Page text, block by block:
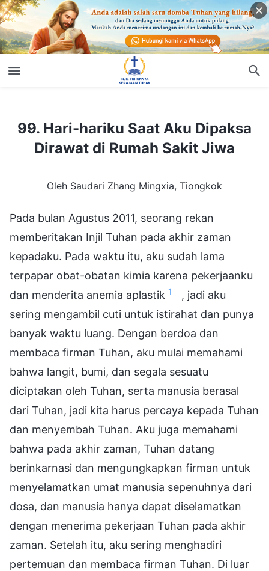
99. Hari-hariku Saat Aku Dipaksa
Dirawat di Rumah Sakit Jiwa
Oleh Saudari Zhang Mingxia, Tiongkok
Pada bulan Agustus 2011, seorang rekan
memberitakan Injil Tuhan pada akhir zaman
kepadaku. Pada waktu itu, aku sudah lama
terpapar obat-obatan kimia karena pekerjaanku
dan menderita anemia aplastik 1
, jadi aku
sering mengambil cuti untuk istirahat dan punya
banyak waktu luang. Dengan berdoa dan
membaca firman Tuhan, aku mulai memahami
bahwa langit, bumi, dan segala sesuatu
diciptakan oleh Tuhan, serta manusia berasal
dari Tuhan, jadi kita harus percaya kepada Tuhan
dan menyembah Tuhan. Aku juga memahami
bahwa pada akhir zaman, Tuhan datang
berinkarnasi dan mengungkapkan firman untuk
menyelamatkan umat manusia sepenuhnya dari
dosa, dan manusia hanya dapat diselamatkan
dengan menerima pekerjaan Tuhan pada akhir
zaman. Setelah itu, aku sering menghadiri
pertemuan dan membaca firman Tuhan. Di luar